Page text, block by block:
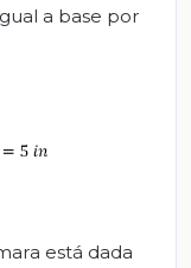
a base por
está dada